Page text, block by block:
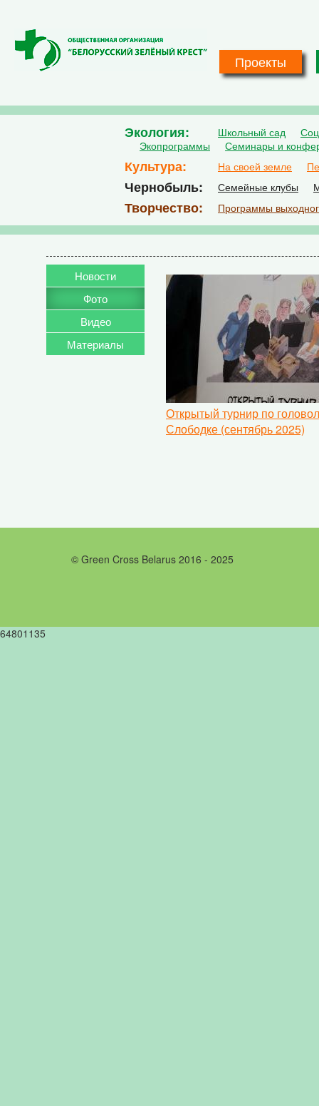
Проекты
Экология Школьный сад
Экопрограммы
Семинары и
Культура На своей земле
Чернобыль Семейные клубы
Творчество Программы
Новости
Фото
Видео
Материалы
Открытый турнир по
Слободке (сентябрь 2025)
© Green Cross Belarus 2016 - 2025
64801135